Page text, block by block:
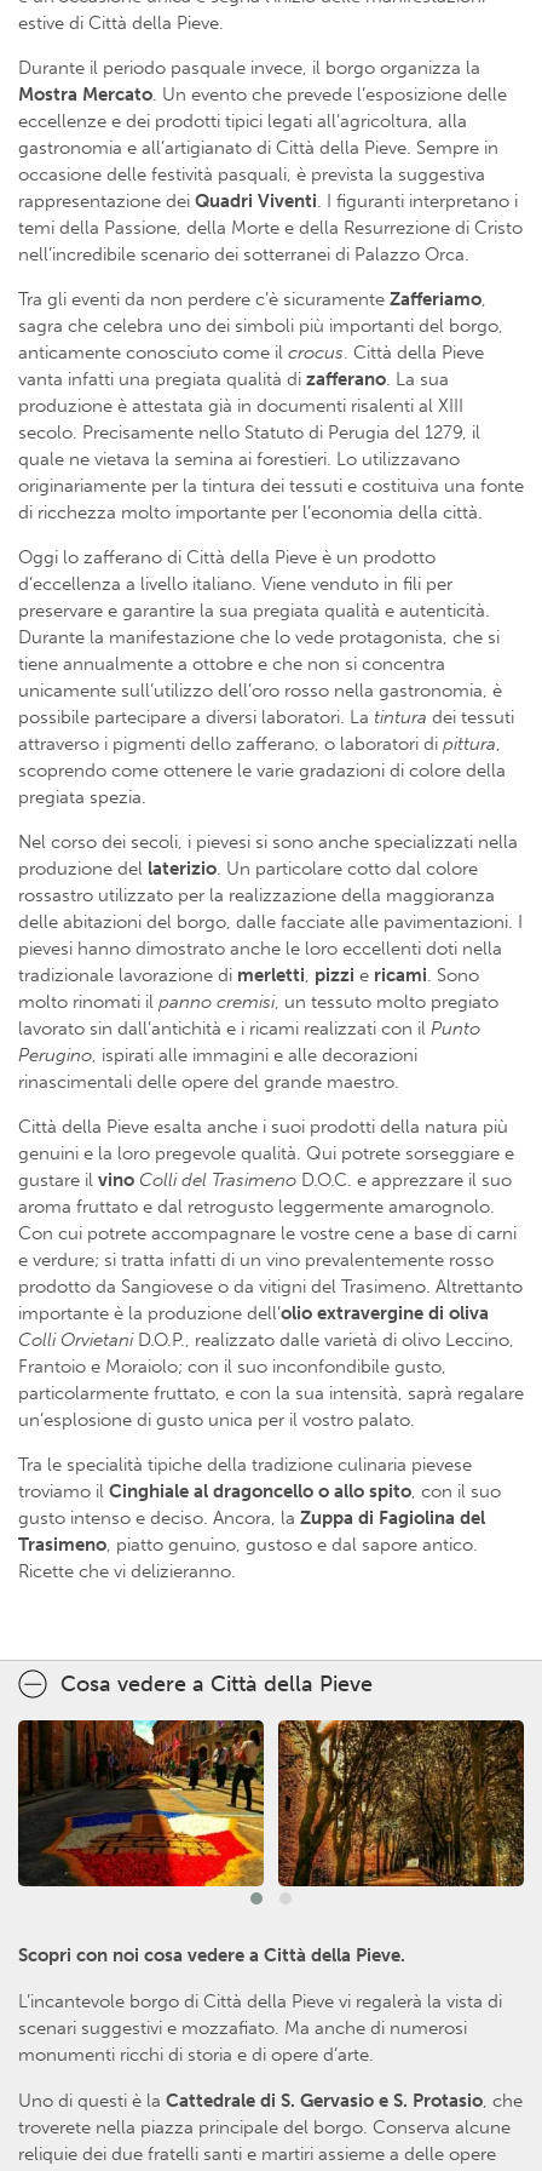
estive di Città della Pieve.
Durante il periodo pasquale invece, il borgo organizza la
Mostra Mercato . Un evento che prevede l’esposizione delle
eccellenze e dei prodotti tipici legati all’agricoltura, alla
gastronomia e all’artigianato di Città della Pieve. Sempre in
occasione delle festività pasquali, è prevista la suggestiva
rappresentazione dei Quadri Viventi . I figuranti interpretano i
temi della Passione, della Morte e della Resurrezione di Cristo
nell’incredibile scenario dei sotterranei di Palazzo Orca.
Tra gli eventi da non perdere c’è sicuramente Zafferiamo
sagra che celebra uno dei simboli più importanti del borgo,
anticamente conosciuto come il crocus . Città della Pieve
vanta infatti una pregiata qualità di zafferano . La sua
produzione è attestata già in documenti risalenti al XIII
secolo. Precisamente nello Statuto di Perugia del 1279, il
quale ne vietava la semina ai forestieri. Lo utilizzavano
originariamente per la tintura dei tessuti e costituiva una fonte
di ricchezza molto importante per l’economia della città.
Oggi lo zafferano di Città della Pieve è un prodotto
d’eccellenza a livello italiano. Viene venduto in fili per
preservare e garantire la sua pregiata qualità e autenticità.
Durante la manifestazione che lo vede protagonista, che si
tiene annualmente a ottobre e che non si concentra
unicamente sull’utilizzo dell’oro rosso nella gastronomia, è
possibile partecipare a diversi laboratori. La tintura dei tessuti
attraverso i pigmenti dello zafferano, o laboratori di pittura
scoprendo come ottenere le varie gradazioni di colore della
pregiata spezia.
Nel corso dei secoli, i pievesi si sono anche specializzati nella
produzione del laterizio . Un particolare cotto dal colore
rossastro utilizzato per la realizzazione della maggioranza
delle abitazioni del borgo, dalle facciate alle pavimentazioni. I
pievesi hanno dimostrato anche le loro eccellenti doti nella
tradizionale lavorazione di merletti pizzi e ricami . Sono
molto rinomati il panno cremisi, un tessuto molto pregiato
lavorato sin dall’antichità e i ricami realizzati con il Punto
Perugino , ispirati alle immagini e alle decorazioni
rinascimentali delle opere del grande maestro.
Città della Pieve esalta anche i suoi prodotti della natura più
genuini e la loro pregevole qualità. Qui potrete sorseggiare e
gustare il vino Colli del Trasimeno D.O.C. e apprezzare il suo
aroma fruttato e dal retrogusto leggermente amarognolo.
Con cui potrete accompagnare le vostre cene a base di carni
e verdure; si tratta infatti di un vino prevalentemente rosso
prodotto da Sangiovese o da vitigni del Trasimeno. Altrettanto
importante è la produzione dell’olio extravergine di oliva
Colli OrvietaniD.O.P., realizzato dalle varietà di olivo Leccino,
Frantoio e Moraiolo; con il suo inconfondibile gusto,
particolarmente fruttato, e con la sua intensità, saprà regalare
un’esplosione di gusto unica per il vostro palato.
Tra le specialità tipiche della tradizione culinaria pievese
troviamo il Cinghiale al dragoncello o allo spito , con il suo
gusto intenso e deciso. Ancora, la Zuppa di Fagiolina del
Trasimeno , piatto genuino, gustoso e dal sapore antico.
Ricette che vi delizieranno.
Cosa vedere a Città della Pieve
Scopri con noi cosa vedere a Città della Pieve.
L’incantevole borgo di Città della Pieve vi regalerà la vista di
scenari suggestivi e mozzafiato. Ma anche di numerosi
monumenti ricchi di storia e di opere d’arte.
Uno di questi è la Cattedrale di S. Gervasio e S. Protasio, che
troverete nella piazza principale del borgo. Conserva alcune
reliquie dei due fratelli santi e martiri assieme a delle opere